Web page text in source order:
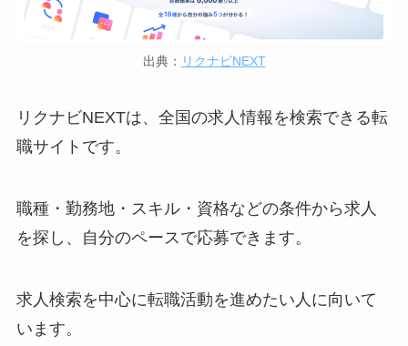
出典： リクナビNEXT
リクナビNEXTは、全国の求人情報を検索できる転
職サイトです。
職種・勤務地・スキル・資格などの条件から求人
を探し、自分のペースで応募できます。
求人検索を中心に転職活動を進めたい人に向いて
います。